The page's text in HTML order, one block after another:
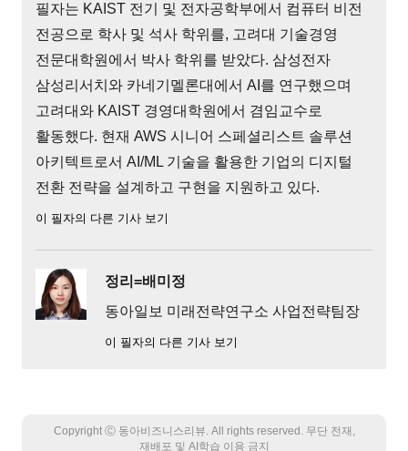
필자는 KAIST 전기 및 전자공학부에서 컴퓨터 비전
전공으로 학사 및 석사 학위를, 고려대 기술경영
전문대학원에서 박사 학위를 받았다. 삼성전자
삼성리서치와 카네기멜론대에서 AI를 연구했으며
고려대와 KAIST 경영대학원에서 겸임교수로
활동했다. 현재 AWS 시니어 스페셜리스트 솔루션
아키텍트로서 AI/ML 기술을 활용한 기업의 디지털
전환 전략을 설계하고 구현을 지원하고 있다.
이 필자의 다른 기사 보기
정리=배미정
동아일보 미래전략연구소 사업전략팀장
이 필자의 다른 기사 보기
Copyright Ⓒ 동아비즈니스리뷰. All rights reserved. 무단 전재,
재배포 및 AI학습 이용 금지